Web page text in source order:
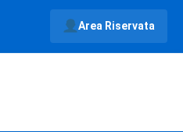
Area Riservata